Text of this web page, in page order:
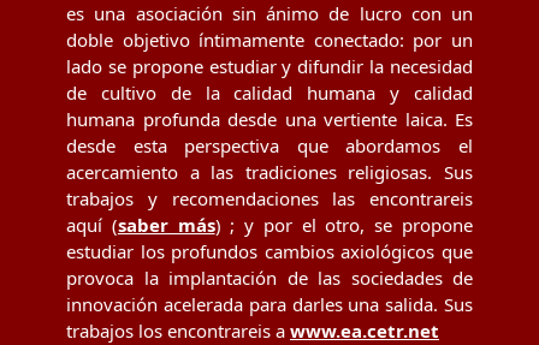
es una asociación sin ánimo de lucro con un
doble objetivo íntimamente conectado: por un
lado se propone estudiar y difundir la necesidad
de cultivo de la calidad humana y calidad
humana profunda desde una vertiente laica. Es
desde esta perspectiva que abordamos el
acercamiento a las tradiciones religiosas. Sus
trabajos y recomendaciones las encontrareis
aquí (saber más) ; y por el otro, se propone
estudiar los profundos cambios axiológicos que
provoca la implantación de las sociedades de
innovación acelerada para darles una salida. Sus
trabajos los encontrareis a www.ea.cetr.net